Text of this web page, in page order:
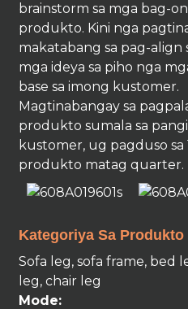
brainstorm sa mga bag-
produkto. Kini nga
makatabang sa pag-align
mga ideya sa piho nga
base sa imong kustomer.
Magtinabangay sa
produkto sumala sa
kustomer, ug pagduso sa
produkto matag quarter.
Kategoriya Sa Produkto
Sofa leg, sofa frame, bed
leg, chair leg
Mode: